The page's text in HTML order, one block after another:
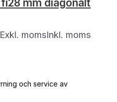
mm diagonalt
Exkl. momsInkl. moms
och service av